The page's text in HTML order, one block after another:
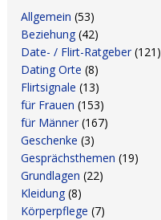
Allgemein (53)
Beziehung (42)
Date- / Flirt-Ratgeber (121)
Dating Orte (8)
Flirtsignale (13)
für Frauen (153)
für Männer (167)
Geschenke (3)
Gesprächsthemen (19)
Grundlagen (22)
Kleidung (8)
Körperpflege (7)